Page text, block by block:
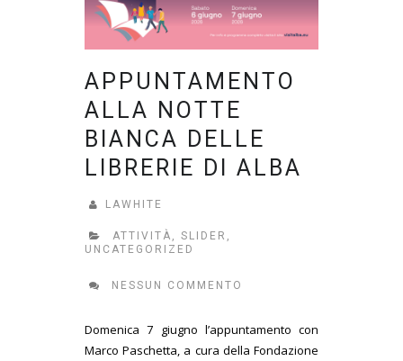
APPUNTAMENTO
ALLA NOTTE
BIANCA DELLE
LIBRERIE DI ALBA
LAWHITE
ATTIVITÀ , SLIDER ,
UNCATEGORIZED
NESSUN COMMENTO
Domenica 7 giugno l’appuntamento con
Marco Paschetta, a cura della Fondazione